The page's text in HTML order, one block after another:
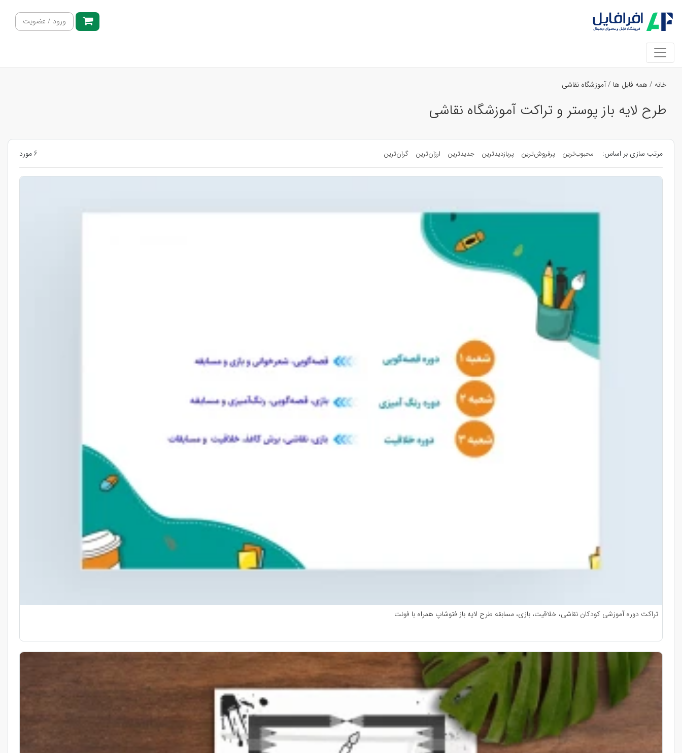
ورود / عضویت
خانه / همه فایل ها /آموزشگاه نقاشی
طرح لایه باز پوستر و تراکت آموزشگاه نقاشی
مرتب سازی بر اساس: محبوب‌ترین پرفروش‌ترین پربازدیدترین جدیدترین ارزان‌ترین گران‌ترین 6 مورد
تراکت دوره آموزشی کودکان نقاشی، خلاقیت، بازی، مسابقه طرح لایه باز فتوشاپ همراه با فونت